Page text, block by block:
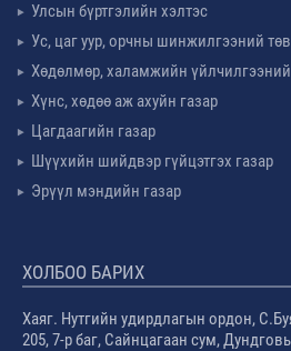
Улсын бүртгэлийн хэлтэс
Ус, цаг уур, орчны шинжилгээний төв
Хөдөлмөр, халамжийн үйлчилгээний
Хүнс, хөдөө аж ахуйн газар
Цагдаагийн газар
Шүүхийн шийдвэр гүйцэтгэх газар
Эрүүл мэндийн газар
ХОЛБОО БАРИХ
Хаяг. Нутгийн удирдлагын ордон,
205, 7-р баг, Сайнцагаан сум,